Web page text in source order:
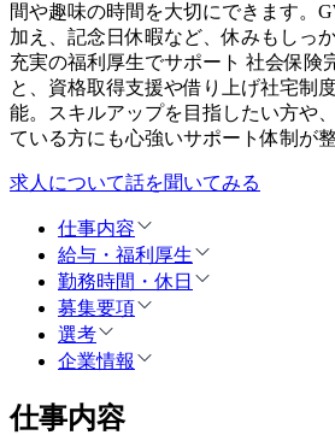
間や趣味の時間を大切にできます。
加え、記念日休暇など、休みもしっ
充実の福利厚生でサポート 社会保険
と、資格取得支援や借り上げ社宅制
能。スキルアップを目指したい方や
ている方にも心強いサポート体制が
求人について話を聞いてみる
仕事内容
給与・福利厚生
勤務時間・休日
募集要項
選考
企業情報
仕事内容